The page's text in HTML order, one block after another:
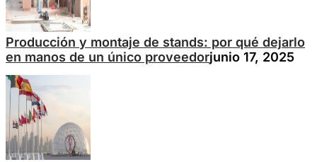
Producción y montaje de stands: por qué dejarlo
en manos de un único proveedorjunio 17, 2025